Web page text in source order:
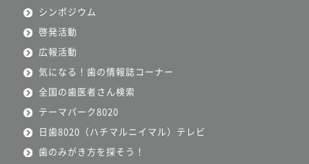
シンポジウム
啓発活動
広報活動
気になる！歯の情報誌コーナー
全国の歯医者さん検索
テーマパーク8020
日歯8020（ハチマルニイマル）テレビ
歯のみがき方を探そう！